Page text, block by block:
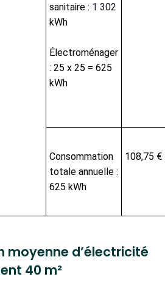
sanitaire : 1 302
kWh
Électroménager
: 25 x 25 = 625
kWh
Consommation
totale annuelle :
625 kWh
108,75 €
moyenne d’électricité
40 m²